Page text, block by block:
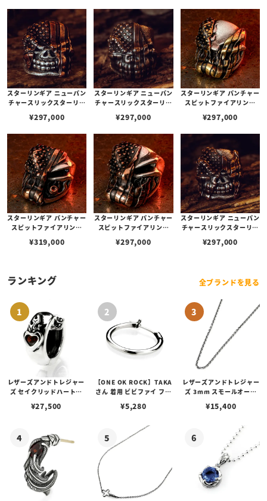
スターリンギア ニューパン
チャースリックスターリン
パーアメリカンフラッグ/
0) 【リングサイズUS11
(日本サイズ約24号)】
¥297,000
スターリンギア ニューパン
チャースリックスターリン
パーアメリカンフラッグ/
7) 【リングサイズUS11
(日本サイズ約24号)】
¥297,000
スターリンギア パンチャー
スピットファイアリング
スアメリカンフラッグ/テ
¥297,000
スターリンギア パンチャー
スピットファイアリング
ーアメリカンフラッグ&シ
¥319,000
スターリンギア パンチャー
スピットファイアリング
ーアメリカンフラッグ
¥297,000
スターリンギア ニューパン
チャースリックスターリン
パーアメリカンフラッグ/
¥297,000
ランキング 全ブランドを見る
レザーズアンドトレジャー
ズ セイクリッドハートピ
¥27,500
【ONE OK ROCK】TAKA
さん 着用 ビビファイ フー
¥5,280
レザーズアンドトレジャー
ズ 3mm スモールオーバ
ブスタークラスプ＆LTロ
¥15,400